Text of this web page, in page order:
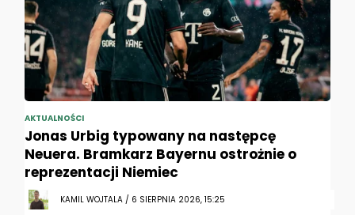
AKTUALNOŚCI
Jonas Urbig typowany na następcę
Neuera. Bramkarz Bayernu ostrożnie o
reprezentacji Niemiec
KAMIL WOJTALA / 6 SIERPNIA 2026, 15:25